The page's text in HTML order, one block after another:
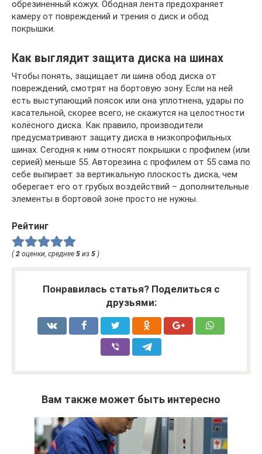
обрезиненный кожух. Ободная лента предохраняет
камеру от повреждений и трения о диск и обод
покрышки.
Как выглядит защита диска на шинах
Чтобы понять, защищает ли шина обод диска от
повреждений, смотрят на бортовую зону. Если на ней
есть выступающий поясок или она уплотнена, удары по
касательной, скорее всего, не скажутся на целостности
колёсного диска. Как правило, производители
предусматривают защиту диска в низкопрофильных
шинах. Сегодня к ним относят покрышки с профилем (или
серией) меньше 55. Авторезина с профилем от 55 сама по
себе выпирает за вертикальную плоскость диска, чем
оберегает его от грубых воздействий – дополнительные
элементы в бортовой зоне просто не нужны.
Рейтинг
(2 оценки, среднее 5 из 5 )
Понравилась статья? Поделиться с
друзьями:
Вам также может быть интересно